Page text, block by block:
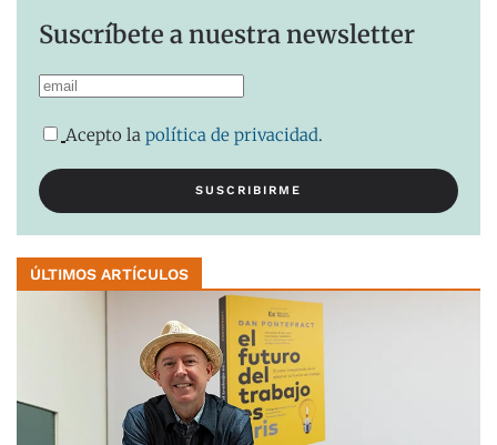
Suscríbete a nuestra newsletter
Acepto la política de privacidad.
ÚLTIMOS ARTÍCULOS